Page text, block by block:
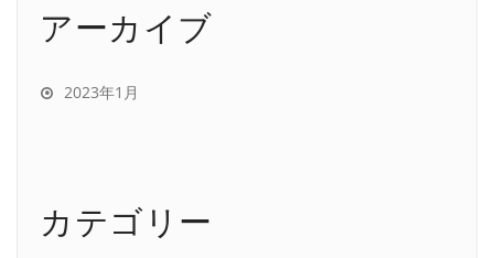
アーカイブ
2023年1月
カテゴリー